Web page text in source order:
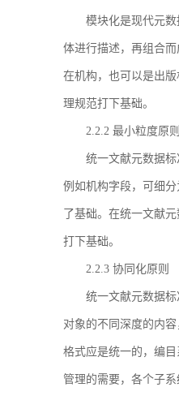
模块化是现代元
体进行描述，再组合
在机构，也可以是出
理规范打下基础。
2.2.2 最小粒度原
统一文献元数据
例如机构字段，可细
了基础。在统一文献
打下基础。
2.2.3 协同化原则
统一文献元数据
对象的不同深度的内
格式应是统一的，编
管理的需要，各个子